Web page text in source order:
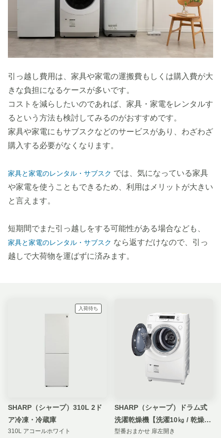
引っ越し費用は、家具や家電の運搬費もしくは購入費が大
きな負担になるケースが多いです。
コストを減らしたいのであれば、家具・家電をレンタルす
るという方法も検討してみるのがおすすめです。
家具や家電にもサブスクなどのサービスがあり、わざわざ
購入する必要がなくなります。
家具と家電のレンタル・サブスク では、気になっている家具
や家電を使うこともできるため、利用はメリットが大きい
と言えます。
短期間でまた引っ越しをする可能性がある場合なども、
家具と家電のレンタル・サブスク なら返すだけなので、引っ
越しで大荷物を運ばずに済みます。
入荷待ち
SHARP（シャープ）310L 2ド
ア冷凍・冷蔵庫
310L アコールホワイト
SHARP（シャープ）ドラム式
洗濯乾燥機【洗濯10㎏ / 乾燥
6kg】
型番おまかせ 扉左開き